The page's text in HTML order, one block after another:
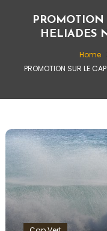
PROMOTION
HELIADES
Home
PROMOTION SUR LE